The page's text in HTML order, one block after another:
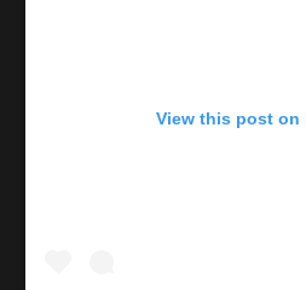
View this post on